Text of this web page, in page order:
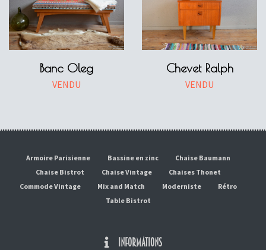
Banc Oleg
VENDU
Chevet Ralph
VENDU
Armoire Parisienne Bassine en zinc
Chaise Baumann
Chaise Bistrot
Chaise Vintage
Chaises Thonet
Commode Vintage
Mix and Match Moderniste
Rétro
Table Bistrot
INFORMATIONS